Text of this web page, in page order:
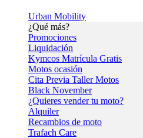
Urban Mobility
¿Qué más?
Promociones
Liquidación
Kymcos Matrícula Gratis
Motos ocasión
Cita Previa Taller Motos
Black November
¿Quieres vender tu moto?
Alquiler
Recambios de moto
Trafach Care